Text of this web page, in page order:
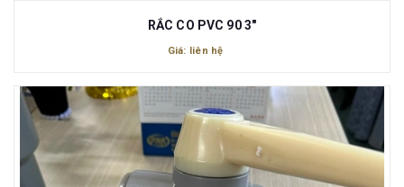
RẮC CO PVC 90 3"
Giá: liên hệ